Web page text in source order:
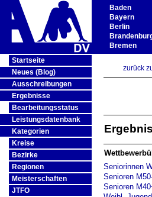
Startseite
Neues (Blog)
Ausschreibungen
Ergebnisse
Bearbeitungsstatus
Leistungsdatenbank
Kategorien
Kreise
Bezirke
Regionen
Meisterschaften
JTFO
Baden
Bayern
Berlin
Bremen
zurück
Seniorinnen
Senioren
Senioren